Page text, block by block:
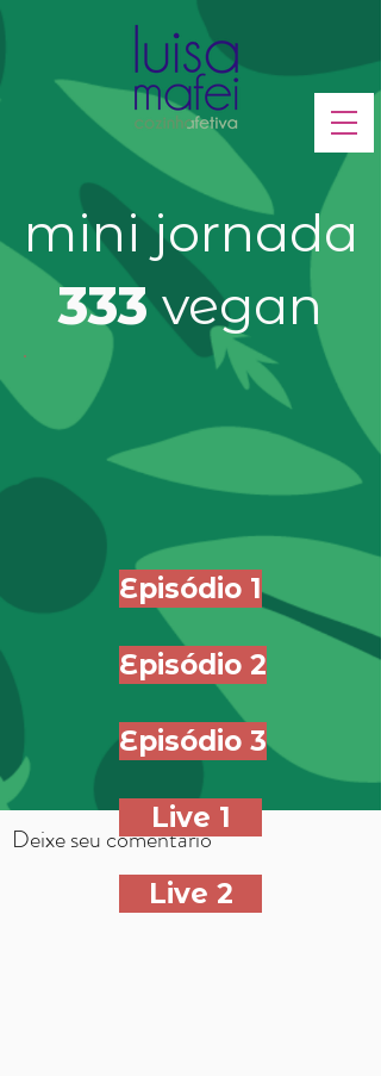
mini jornada
333 vegan
Deixe seu comentário
Episódio 1
Episódio 2
Episódio 3
Live 1
Live 2